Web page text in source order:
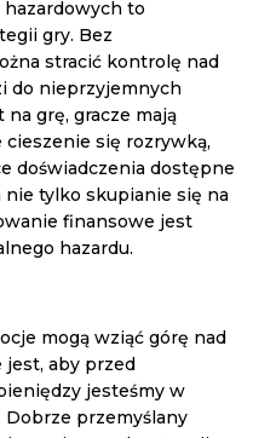
hazardowych to
gry. Bez
stracić kontrolę nad
do nieprzyjemnych
grę, gracze mają
cieszenie się rozrywką,
doświadczenia dostępne
nie tylko skupianie się na
finansowe jest
hazardu.
mogą wziąć górę nad
jest, aby przed
jesteśmy w
Dobrze przemyślany